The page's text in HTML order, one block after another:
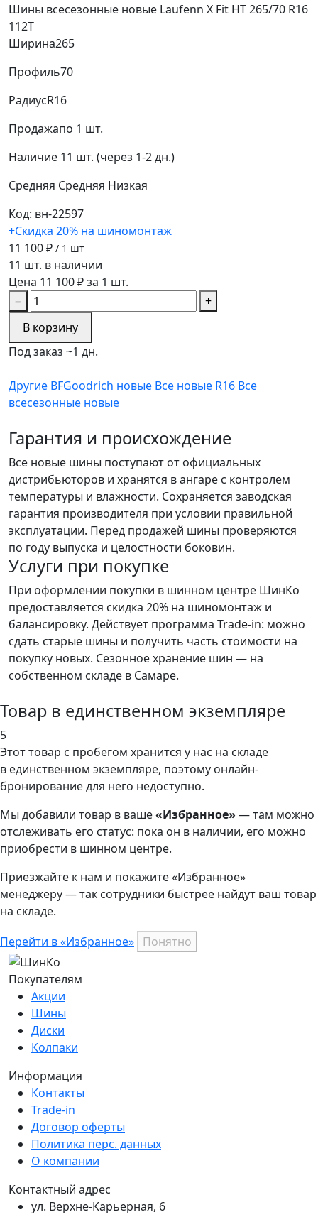
Шины всесезонные новые Laufenn X Fit HT 265/70 R16
112T
Ширина265
Профиль70
РадиусR16
Продажапо 1 шт.
Наличие 11 шт. (через 1-2 дн.)
Средняя Средняя Низкая
Код: вн-22597
+Скидка 20% на шиномонтаж
11 100 ₽ / 1 шт
11 шт. в наличии
Цена 11 100 ₽ за 1 шт.
−
+
В корзину
Под заказ ~1 дн.
Другие BFGoodrich новые Все новые R16 Все
всесезонные новые
Гарантия и происхождение
Все новые шины поступают от официальных
дистрибьюторов и хранятся в ангаре с контролем
температуры и влажности. Сохраняется заводская
гарантия производителя при условии правильной
эксплуатации. Перед продажей шины проверяются
по году выпуска и целостности боковин.
Услуги при покупке
При оформлении покупки в шинном центре ШинКо
предоставляется скидка 20% на шиномонтаж и
балансировку. Действует программа Trade-in: можно
сдать старые шины и получить часть стоимости на
покупку новых. Сезонное хранение шин — на
собственном складе в Самаре.
Товар в единственном экземпляре
5
Этот товар с пробегом хранится у нас на складе
в единственном экземпляре, поэтому онлайн-
бронирование для него недоступно.
Мы добавили товар в ваше«Избранное» — там можно
отслеживать его статус: пока он в наличии, его можно
приобрести в шинном центре.
Приезжайте к нам и покажите «Избранное»
менеджеру — так сотрудники быстрее найдут ваш товар
на складе.
Перейти в «Избранное» Понятно
Покупателям
Акции
Шины
Диски
Колпаки
Информация
Контакты
Trade-in
Договор оферты
Политика перс. данных
О компании
Контактный адрес
ул. Верхне-Карьерная, 6